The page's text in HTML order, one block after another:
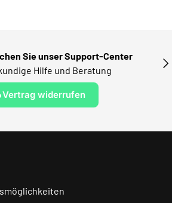
Sie unser Support-Center
Hilfe und Beratung
Vertrag widerrufen